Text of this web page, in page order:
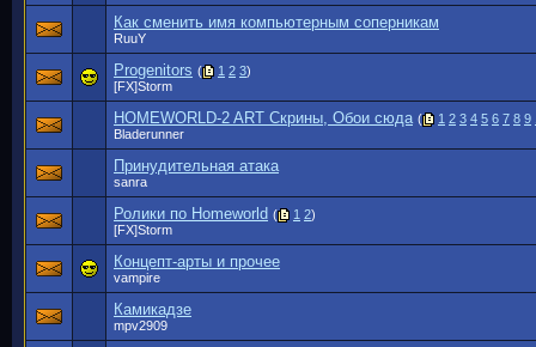
Как сменить имя компьютерным соперникам
RuuY
Progenitors ( 1 2 3)
[FX]Storm
HOMEWORLD-2 ART Скрины, Обои сюда ( 1 2 3 4 5 6 7 8 9
Bladerunner
Принудительная атака
sanra
Ролики по Homeworld ( 1 2)
[FX]Storm
Концепт-арты и прочее
vampire
Камикадзе
mpv2909